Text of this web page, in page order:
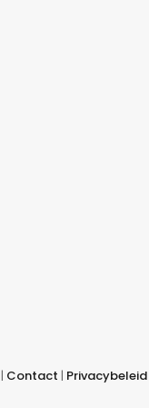
| Contact | Privacybeleid